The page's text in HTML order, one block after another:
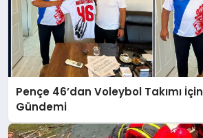
Pençe 46’dan Voleybol Takımı
Gündemi